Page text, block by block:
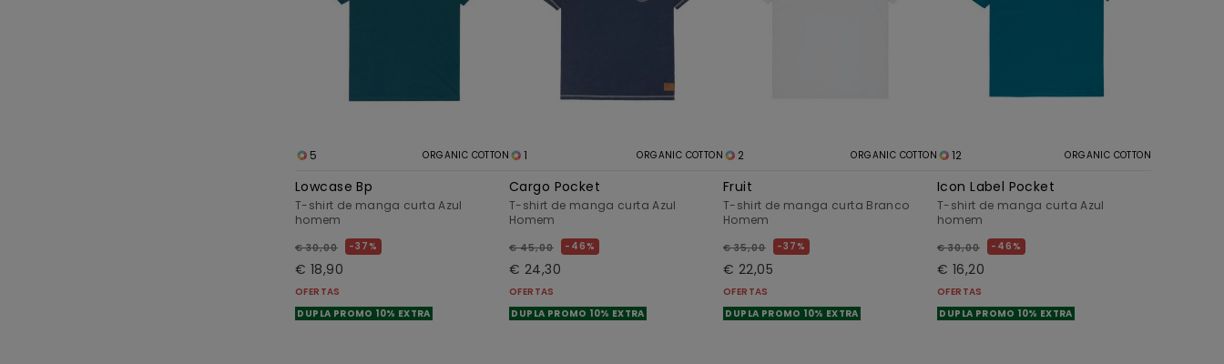
5 ORGANIC COTTON
Lowcase Bp
T-shirt de manga curta Azul
homem
€ 30,00 37%
€ 18,90
OFERTAS
DUPLA PROMO 10% EXTRA
1 ORGANIC COTTON
Cargo Pocket
T-shirt de manga curta Azul
Homem
€ 45,00 46%
€ 24,30
OFERTAS
DUPLA PROMO 10% EXTRA
2 ORGANIC COTTON
Fruit
T-shirt de manga curta Branco
Homem
€ 35,00 37%
€ 22,05
OFERTAS
DUPLA PROMO 10% EXTRA
12 ORGANIC COTTON
Icon Label Pocket
T-shirt de manga curta Azul
homem
€ 30,00 46%
€ 16,20
OFERTAS
DUPLA PROMO 10% EXTRA